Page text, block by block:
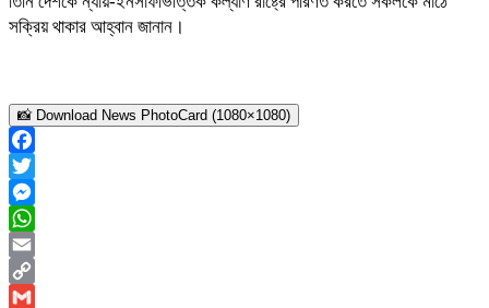
সক্রিয় থাকার আহ্বান জানান।
📸 Download News PhotoCard (1080×1080)
Facebook
Twitter
Messenger
WhatsApp
Email
Copy